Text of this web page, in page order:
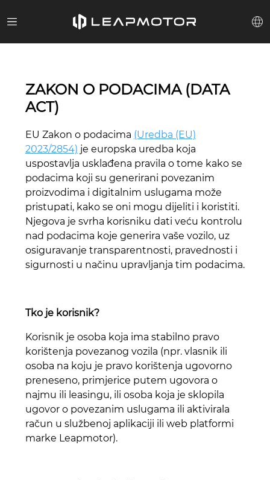
ZAKON O PODACIMA (DATA
ACT)
EU Zakon o podacima (Uredba (EU)
2023/2854) je europska uredba koja
uspostavlja usklađena pravila o tome kako se
podacima koji su generirani povezanim
proizvodima i digitalnim uslugama može
pristupati, kako se oni mogu dijeliti i koristiti.
Njegova je svrha korisniku dati veću kontrolu
nad podacima koje generira vaše vozilo, uz
osiguravanje transparentnosti, pravednosti i
sigurnosti u načinu upravljanja tim podacima.
Tko je korisnik?
Korisnik je osoba koja ima stabilno pravo
korištenja povezanog vozila (npr. vlasnik ili
osoba na koju je pravo korištenja ugovorno
preneseno, primjerice putem ugovora o
najmu ili leasingu, ili osoba koja je sklopila
ugovor o povezanim uslugama ili aktivirala
račun u službenoj aplikaciji ili web platformi
marke Leapmotor).